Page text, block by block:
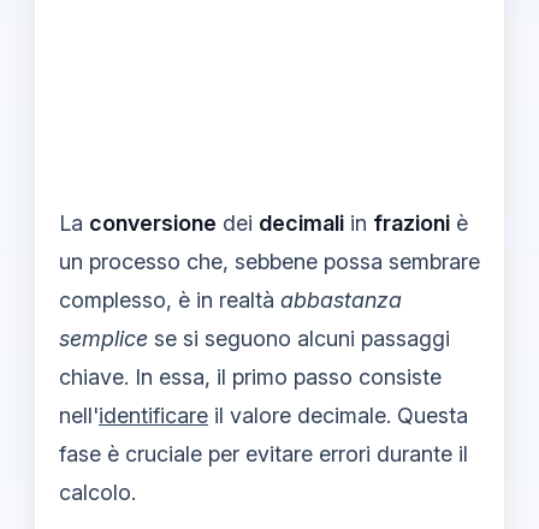
La conversione dei decimali in frazioni è
un processo che, sebbene possa sembrare
complesso, è in realtà abbastanza
semplice se si seguono alcuni passaggi
chiave. In essa, il primo passo consiste
nell'identificare il valore decimale. Questa
fase è cruciale per evitare errori durante il
calcolo.